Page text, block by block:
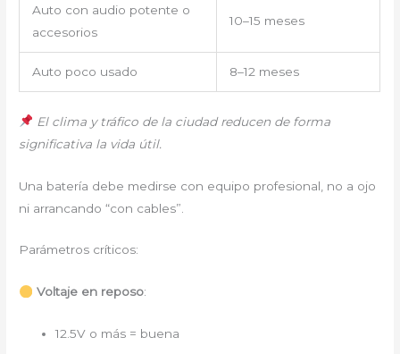
Auto con audio potente o
accesorios
10–15 meses
Auto poco usado 8–12 meses
El clima y tráfico de la ciudad reducen de forma
significativa la vida útil.
Una batería debe medirse con equipo profesional, no a ojo
ni arrancando “con cables”.
Parámetros críticos:
Voltaje en reposo:
12.5V o más = buena